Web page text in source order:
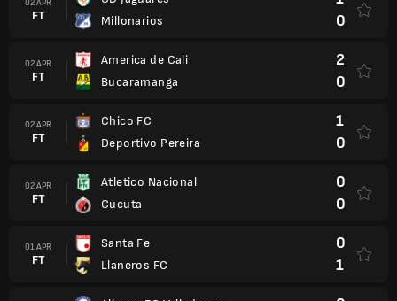
02 APR
FT
Millonarios
0
02 APR
FT
America de Cali
Bucaramanga
2
0
02 APR
FT
Chico FC
Deportivo Pereira
1
0
02 APR
FT
Atletico Nacional
Cucuta
0
0
01 APR
FT
Santa Fe
Llaneros FC
0
1